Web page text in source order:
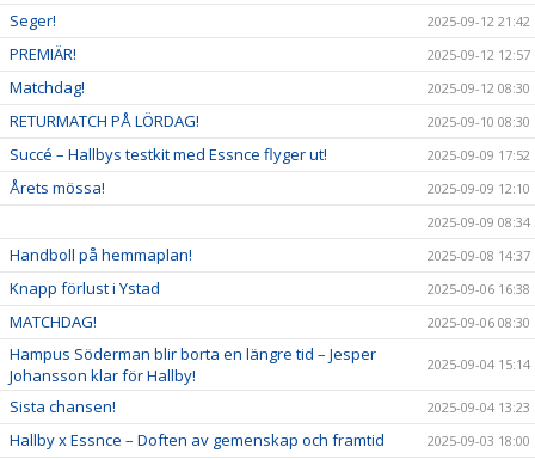
Seger! 2025-09-12 21:42
PREMIÄR! 2025-09-12 12:57
Matchdag! 2025-09-12 08:30
RETURMATCH PÅ LÖRDAG! 2025-09-10 08:30
Succé – Hallbys testkit med Essnce flyger ut! 2025-09-09 17:52
Årets mössa!
2025-09-09 12:10
2025-09-09 08:34
Handboll på hemmaplan! 2025-09-08 14:37
Knapp förlust i Ystad 2025-09-06 16:38
MATCHDAG! 2025-09-06 08:30
Hampus Söderman blir borta en längre tid – Jesper
Johansson klar för Hallby!
2025-09-04 15:14
Sista chansen! 2025-09-04 13:23
Hallby x Essnce – Doften av gemenskap och framtid 2025-09-03 18:00